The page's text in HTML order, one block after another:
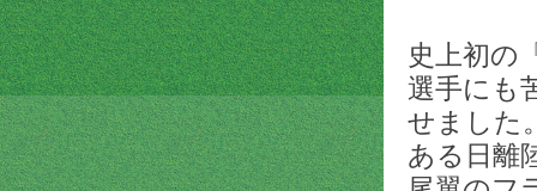
史上初の
選手にも
せました
ある日離